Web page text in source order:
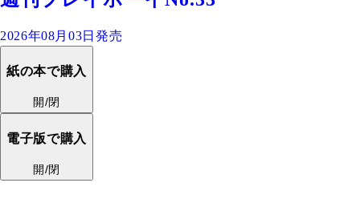
2026年08月03日発売
紙の本で購入
開/閉
電子版で購入
開/閉